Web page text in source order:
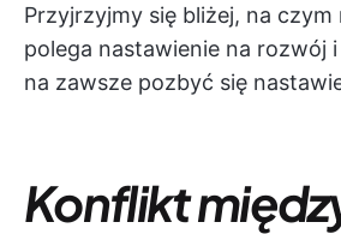
Przyjrzyjmy się bliżej, na czym
polega nastawienie na rozwój
na zawsze pozbyć się
Konflikt